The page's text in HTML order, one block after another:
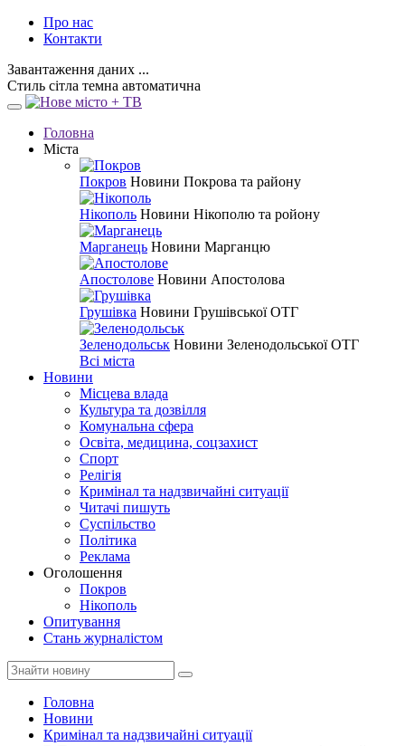
Про нас
Контакти
Завантаження даних ...
Стиль сітла темна автоматична
Головна
Міста
Покров Новини Покрова та району
Нікополь Новини Нікополю та ройону
Марганець Новини Марганцю
Апостолове Новини Апостолова
Грушівка Новини Грушівської ОТГ
Зеленодольськ Новини Зеленодольської ОТГ
Всі міста
Новини
Місцева влада
Культура та дозвілля
Комунальна сфера
Освіта, медицина, соцзахист
Спорт
Релігія
Кримінал та надзвичайні ситуації
Читачі пишуть
Суспільство
Політика
Реклама
Оголошення
Покров
Нікополь
Опитування
Стань журналістом
Головна
Новини
Кримінал та надзвичайні ситуації